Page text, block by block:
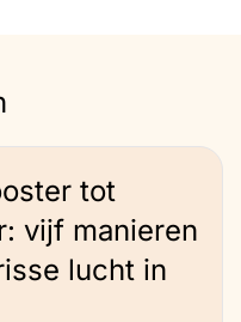
tot
vijf manieren
lucht in